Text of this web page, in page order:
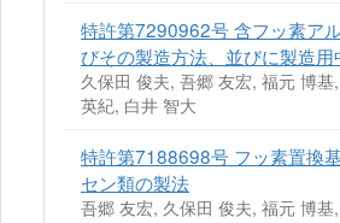
特許第7290962号 含フッ素ア
びその製造方法、並びに製造用
久保田 俊夫, 吾郷 友宏, 福元 博
英紀, 白井 智大
特許第7188698号 フッ素置換
セン類の製法
吾郷 友宏, 久保田 俊夫, 福元 博基